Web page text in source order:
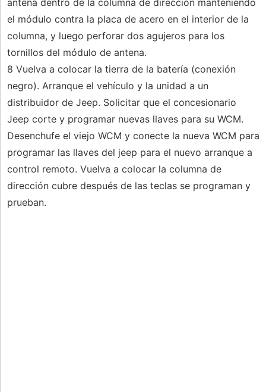
antena dentro de la columna de dirección manteniendo
el módulo contra la placa de acero en el interior de la
columna, y luego perforar dos agujeros para los
tornillos del módulo de antena.
8 Vuelva a colocar la tierra de la batería (conexión
negro). Arranque el vehículo y la unidad a un
distribuidor de Jeep. Solicitar que el concesionario
Jeep corte y programar nuevas llaves para su WCM.
Desenchufe el viejo WCM y conecte la nueva WCM para
programar las llaves del jeep para el nuevo arranque a
control remoto. Vuelva a colocar la columna de
dirección cubre después de las teclas se programan y
prueban.